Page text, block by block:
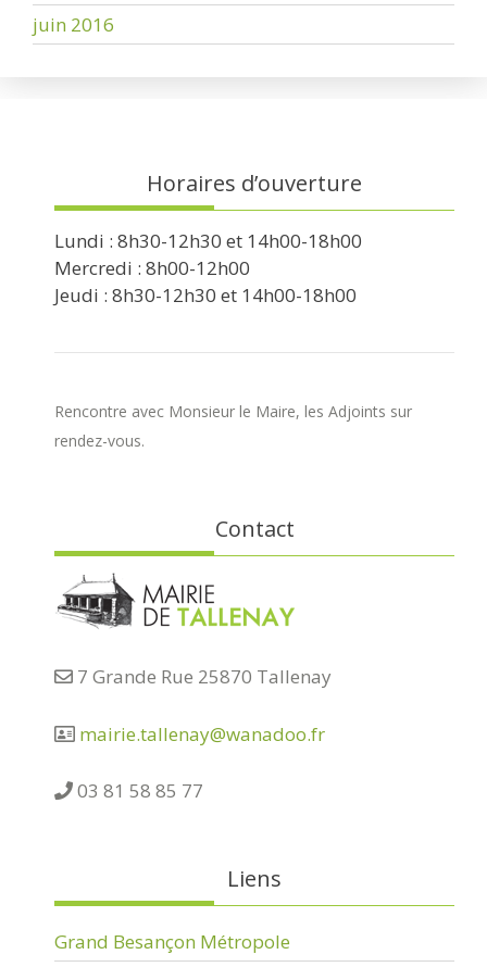
juin 2016
Horaires d’ouverture
Lundi : 8h30-12h30 et 14h00-18h00
Mercredi : 8h00-12h00
Jeudi : 8h30-12h30 et 14h00-18h00
Rencontre avec Monsieur le Maire, les Adjoints sur
rendez-vous.
Contact
7 Grande Rue 25870 Tallenay
mairie.tallenay@wanadoo.fr
03 81 58 85 77
Liens
Grand Besançon Métropole